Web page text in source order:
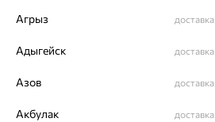
Агрыз доставка
Адыгейск доставка
Азов доставка
Акбулак доставка